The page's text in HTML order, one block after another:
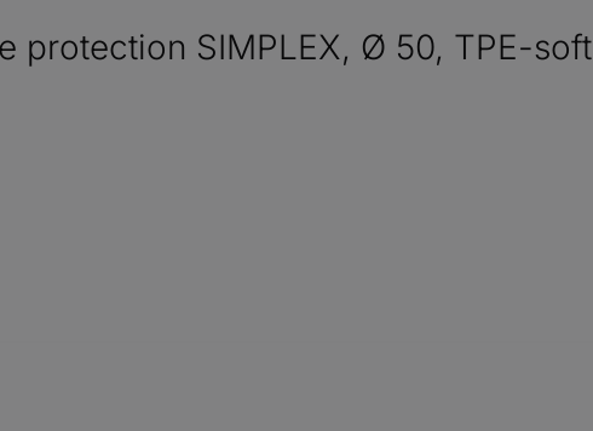
protection SIMPLEX, Ø 50, TPE-soft